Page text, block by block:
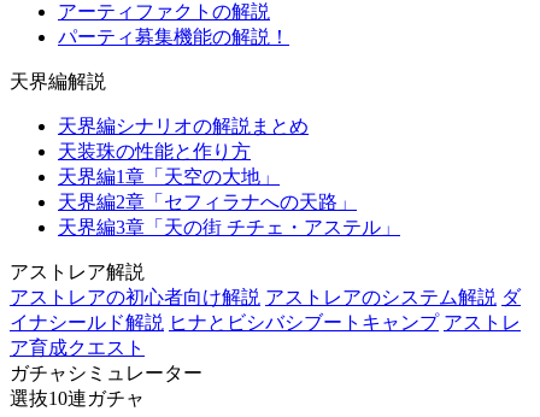
アーティファクトの解説
パーティ募集機能の解説！
天界編解説
天界編シナリオの解説まとめ
天装珠の性能と作り方
天界編1章「天空の大地」
天界編2章「セフィラナへの天路」
天界編3章「天の街 チチェ・アステル」
アストレア解説
アストレアの初心者向け解説 アストレアのシステム解説 ダ
イナシールド解説 ヒナとビシバシブートキャンプ アストレ
ア育成クエスト
ガチャシミュレーター
選抜10連ガチャ